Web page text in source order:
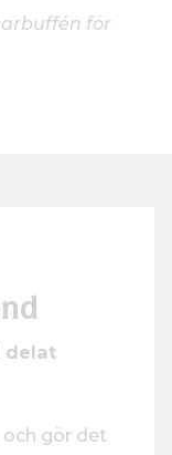
för
delat
gör det